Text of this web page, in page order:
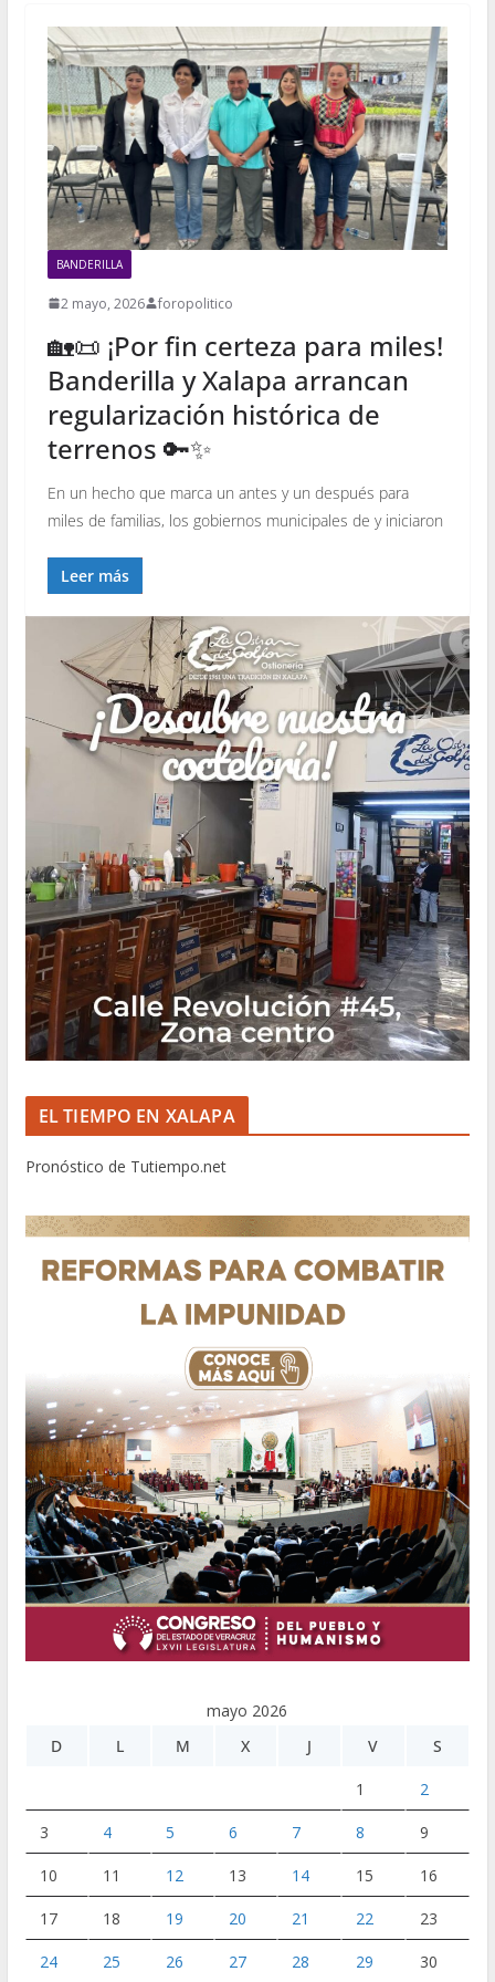
BANDERILLA
2 mayo, 2026 foropolitico
🏡📜 ¡Por fin certeza para miles!
Banderilla y Xalapa arrancan
regularización histórica de
terrenos 🔑✨
En un hecho que marca un antes y un después para
miles de familias, los gobiernos municipales de y iniciaron
Leer más
EL TIEMPO EN XALAPA
Pronóstico de Tutiempo.net
mayo 2026
D
L M X J V S
1 2
3 4 5 6 7 8 9
10 11 12 13 14 15 16
17 18 19 20 21 22 23
24 25 26 27 28 29 30